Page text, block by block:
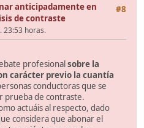
#8
anticipadamente en
de contraste
23:53 horas.
profesionalsobre la
carácter previo la cuantía
conductoras que se
prueba de contraste.
actuáis al respecto, dado
considera que abonar el